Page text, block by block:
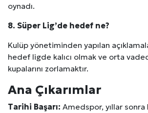
oynadı.
8. Süper Lig’de hedef ne?
Kulüp yönetiminden yapılan
hedef ligde kalıcı olmak ve orta
kupalarını zorlamaktır.
Ana Çıkarımlar
Tarihi Başarı: Amedspor, yıllar sonra